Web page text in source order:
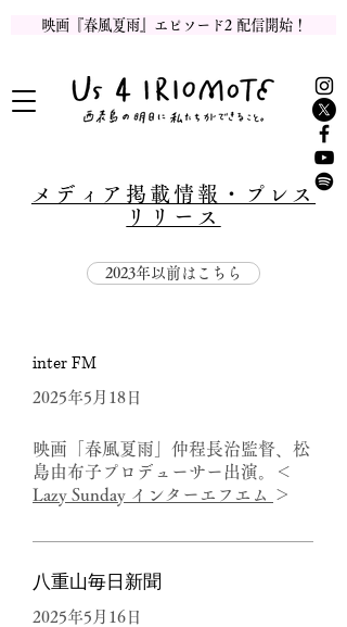
映画『春風夏雨』エピソード2 配信開始！
メディア掲載情報・プレス
リリース
2023年以前はこちら
inter FM
2025年5月18日
​映画「春風夏雨」仲程長治監督、松
島由布子プロデューサー出演。＜
Lazy Sunday インターエフエム
＞
​八重山毎日新聞
2025年5月16日